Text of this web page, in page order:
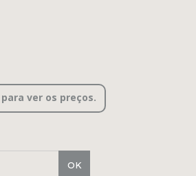
ver os preços.